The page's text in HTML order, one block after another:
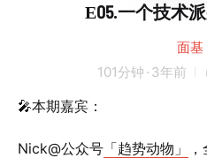
E05.一个技术
面基
101分钟 · 3年前
🎤本期嘉宾：
Nick@公众号 「趋势动物」